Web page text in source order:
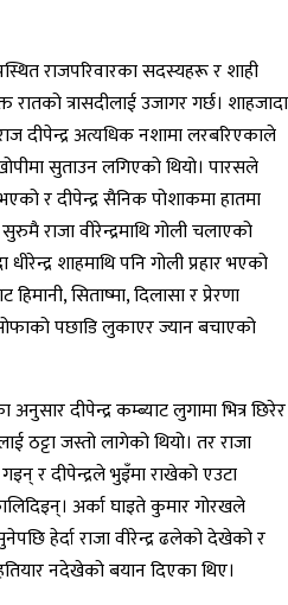
राजपरिवारका सदस्यहरू र शाही
त्रासदीलाई उजागर गर्छ। शाहजादा
दीपेन्द्र अत्यधिक नशामा लरबरिएकाले
सुताउन लगिएको थियो। पारसले
र दीपेन्द्र सैनिक पोशाकमा हातमा
राजा वीरेन्द्रमाथि गोली चलाएको
शाहमाथि पनि गोली प्रहार भएको
सिताष्मा, दिलासा र प्रेरणा
पछाडि लुकाएर ज्यान बचाएको
अनुसार दीपेन्द्र कम्ब्याट लुगामा भित्र छिरेर
ठट्टा जस्तो लागेको थियो। तर राजा
र दीपेन्द्रले भुइँमा राखेको एउटा
अर्का घाइते कुमार गोरखले
हेर्दा राजा वीरेन्द्र ढलेको देखेको र
नदेखेको बयान दिएका थिए।